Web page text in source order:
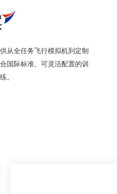
从全任务飞行模拟机到定制
国际标准、可灵活配置的训
。